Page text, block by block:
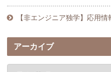
【非エンジニア独学】応用
アーカイブ